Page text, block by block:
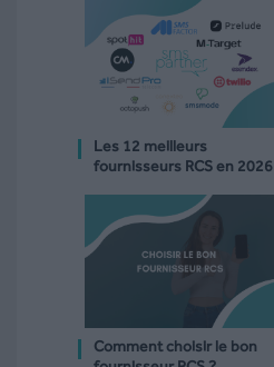
Les 12 meilleurs
fournisseurs RCS en 2026
Comment choisir le bon